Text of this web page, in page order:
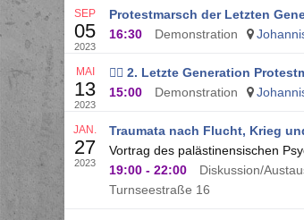
Protestmarsch der Letzten
16:30
Demonstration
SEP
05
2023
❤️‍🔥 2. Letzte Generation
15:00
Demonstration
MAI
13
2023
Traumata nach Flucht, Krieg
Vortrag des palästinensischen
19:00 - 22:00 Diskussion/
Turnseestraße 16
JAN.
27
2023